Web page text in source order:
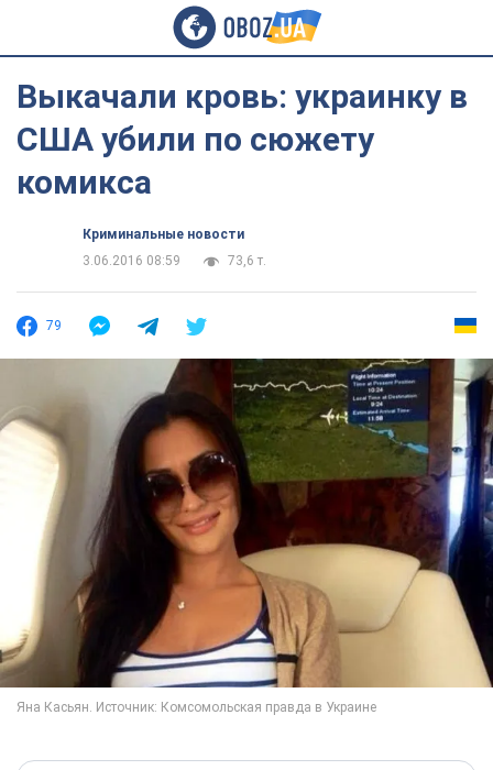
Выкачали кровь: украинку в
США убили по сюжету
комикса
Криминальные новости
3.06.2016 08:59
73,6 т.
79